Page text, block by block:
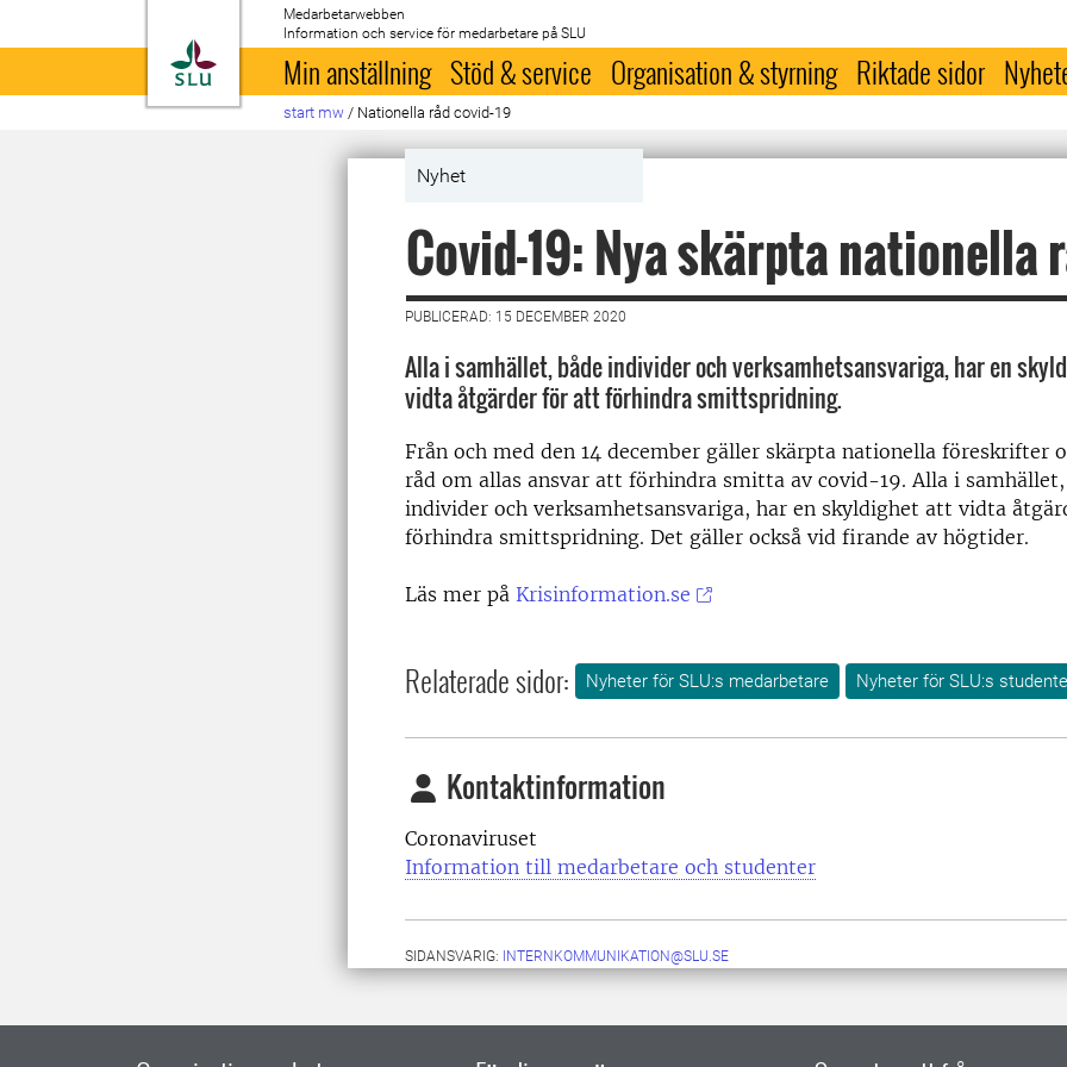
Till startsida
Medarbetarwebben
Information och service för medarbetare på SLU
Min anställning Stöd & service Organisation & styrning Riktade sidor
start mw / Nationella råd covid-19
Nyhet
Covid-19: Nya skärpta nationella
PUBLICERAD: 15 DECEMBER 2020
Alla i samhället, både individer och verksamhetsansvariga, har en
vidta åtgärder för att förhindra smittspridning.
Från och med den 14 december gäller skärpta nationella föreskrifter
råd om allas ansvar att förhindra smitta av covid-19. Alla i samhället,
individer och verksamhetsansvariga, har en skyldighet att vidta
förhindra smittspridning. Det gäller också vid firande av högtider.
Läs mer på Krisinformation.se
Relaterade sidor: Nyheter för SLU:s medarbetare Nyheter för SLU:s
Kontaktinformation
Coronaviruset
Information till medarbetare och studenter
SIDANSVARIG: INTERNKOMMUNIKATION@SLU.SE